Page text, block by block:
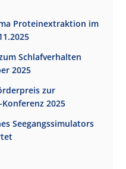
Proteinextraktion im
Schlafverhalten
2025
zur
2025
Seegangssimulators